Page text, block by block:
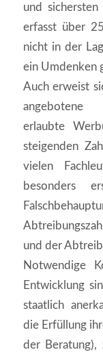
und
erfasst über
nicht in der
ein Umdenken
Auch erweist
angebotene
erlaubte
steigenden
vielen
besonders
und der
Notwendige
Entwicklung
staatlich
die Erfüllung
der